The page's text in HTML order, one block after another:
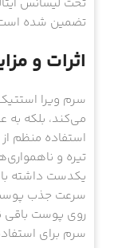
تضمین شده
اثرات و
سرم ویرا
می‌کند، بلکه
استفاده منظم
تیره و
یکدست داشته
سرعت جذب
روی پوست باقی
سرم برای